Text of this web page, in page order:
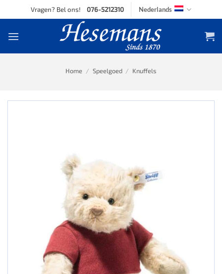
to
Vragen? Bel ons! 076-5212310 Nederlands
Home / Speelgoed / Knuffels